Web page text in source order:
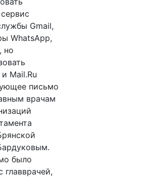
Gmail,
WhatsApp,
но
Mail.Ru
письмо
врачам
было
главврачей,